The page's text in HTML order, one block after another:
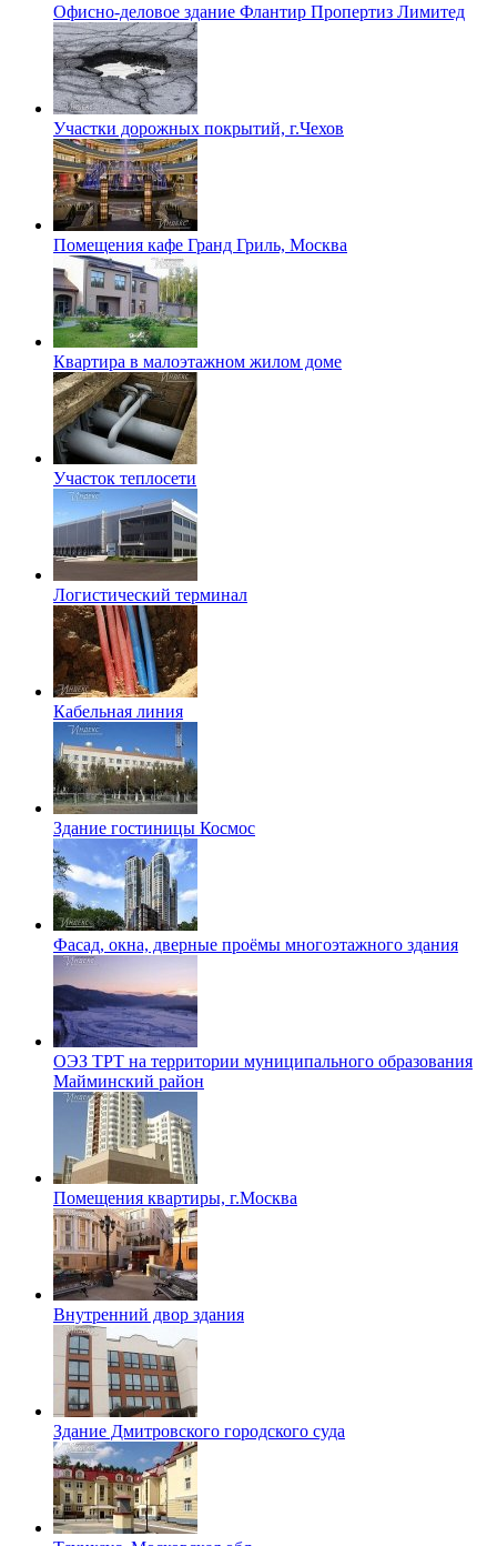
Офисно-деловое здание Флантир Пропертиз Лимитед
Участки дорожных покрытий, г.Чехов
Помещения кафе Гранд Гриль, Москва
Квартира в малоэтажном жилом доме
Участок теплосети
Логистический терминал
Кабельная линия
Здание гостиницы Космос
Фасад, окна, дверные проёмы многоэтажного здания
ОЭЗ ТРТ на территории муниципального образования
Майминский район
Помещения квартиры, г.Москва
Внутренний двор здания
Здание Дмитровского городского суда